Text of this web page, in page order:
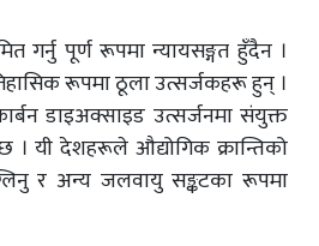
गर्नु पूर्ण रूपमा न्यायसङ्गत हुँदैन ।
रूपमा ठूला उत्सर्जकहरू हुन् ।
डाइअक्साइड उत्सर्जनमा संयुक्त
। यी देशहरूले औद्योगिक क्रान्तिको
र अन्य जलवायु सङ्कटका रूपमा